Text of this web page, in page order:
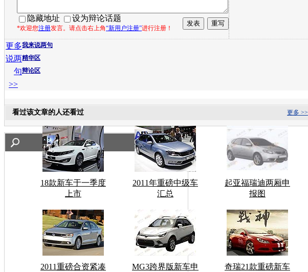
隐藏地址 设为辩论话题
*欢迎您注册发言。请点击右上角“新用户注册”进行注册！
我来说两句
精华区
辩论区
更多
说两
句
>>
更多 >>
看过该文章的人还看过
18款新车于一季度
上市
2011年重磅中级车
汇总
起亚福瑞迪两厢申
报图
2011重磅合资紧凑
MG3跨界版新车申
奇瑞21款重磅新车